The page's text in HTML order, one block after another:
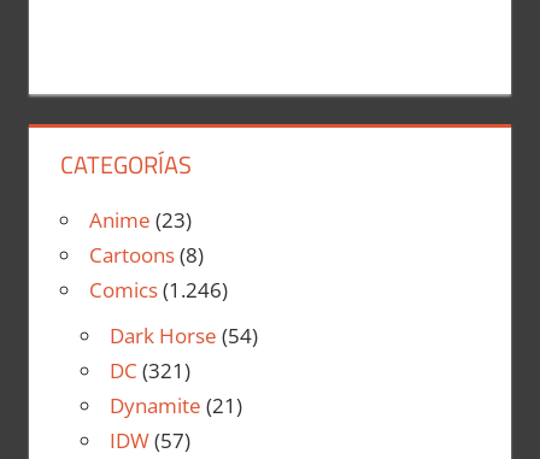
CATEGORÍAS
Anime (23)
Cartoons(8)
Comics(1.246)
Dark Horse (54)
DC (321)
Dynamite (21)
IDW(57)